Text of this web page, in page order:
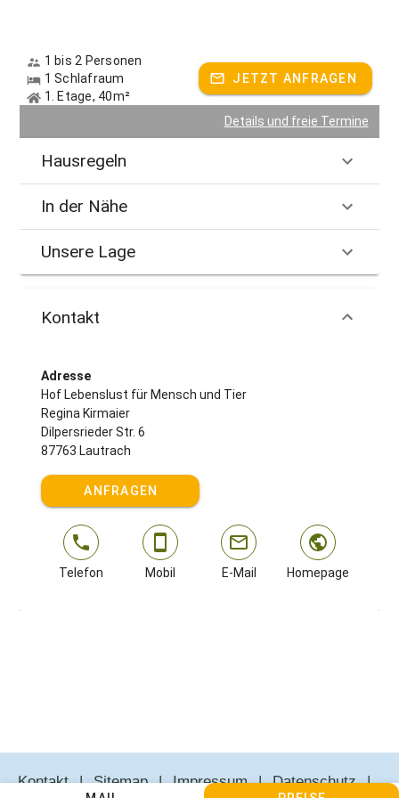
Gastgeber spricht:
1 bis 2 Personen
1 Schlafraum
1. Etage, 40m²
JETZT ANFRAGEN
Details und freie Termine
Hausregeln
In der Nähe
Unsere Lage
Kontakt
Adresse
Hof Lebenslust für Mensch und Tier
Regina Kirmaier
Dilpersrieder Str. 6
87763 Lautrach
ANFRAGEN
Telefon Mobil E-Mail Homepage
Kontakt Sitemap Impressum
Datenschutz